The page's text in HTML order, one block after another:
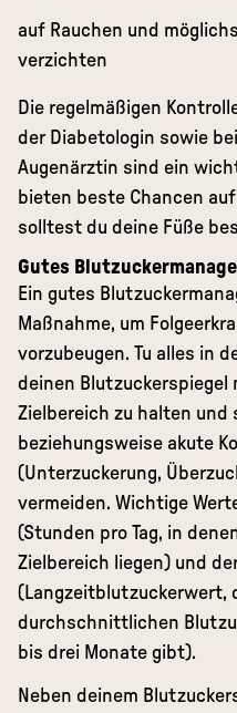
auf Rauchen und
verzichten
Die regelmäßigen
der Diabetologin sowie
Augenärztin sind ein
bieten beste Chancen
solltest du deine Füße
Gutes
Ein gutes
Maßnahme, um
vorzubeugen. Tu alles in
deinen
Zielbereich zu halten und
beziehungsweise akute
(Unterzuckerung,
vermeiden. Wichtige
(Stunden pro Tag, in
Zielbereich liegen) und
(Langzeitblutzuckerwert,
durchschnittlichen
bis drei Monate gibt).
Neben deinem